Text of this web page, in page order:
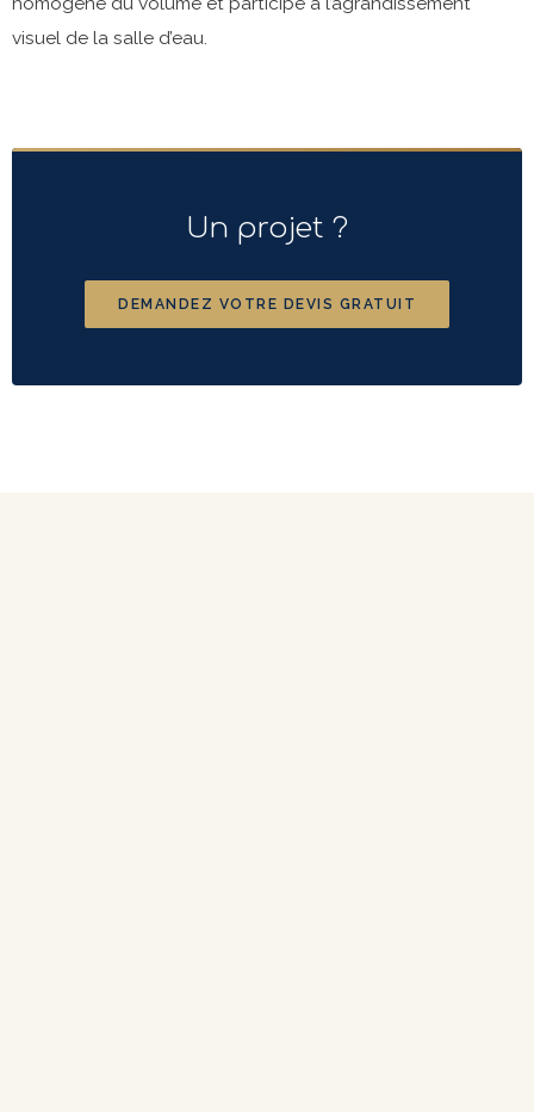
visuel de la salle d’eau.
Un projet ?
DEMANDEZ VOTRE DEVIS GRATUIT